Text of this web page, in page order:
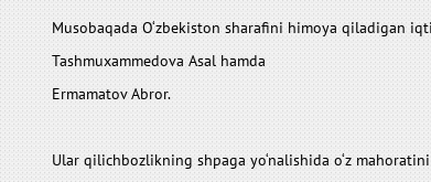
Musobaqada O‘zbekiston sharafini himoya qiladigan
Tashmuxammedova Asal hamda
Ermamatov Abror.
Ular qilichbozlikning shpaga yo‘nalishida o‘z